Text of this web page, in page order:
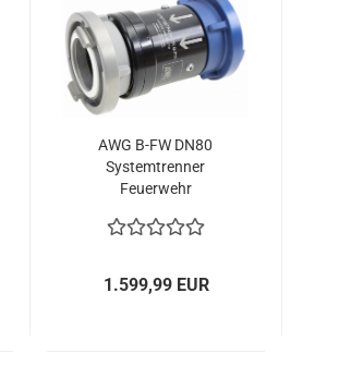
AWG B-FW DN80
Systemtrenner
Feuerwehr
Storz B DIN 14346
1.599,99 EUR